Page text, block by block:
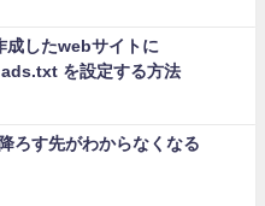
したwebサイトに
ads.txt を設定する方法
ろす先がわからなくなる